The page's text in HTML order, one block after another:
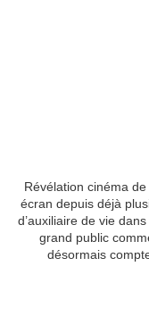
Révélation cinéma
écran depuis déjà
d’auxiliaire de vie
grand public
désormais